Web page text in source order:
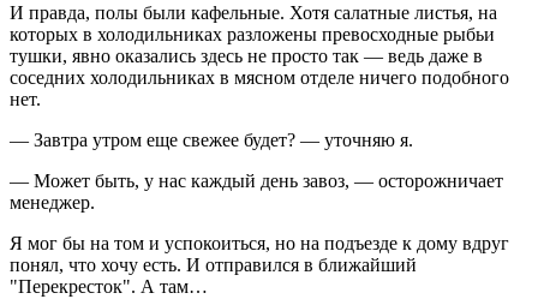
И правда, полы были кафельные. Хотя салатные листья, на
которых в холодильниках разложены превосходные рыбьи
тушки, явно оказались здесь не просто так — ведь даже в
соседних холодильниках в мясном отделе ничего подобного
нет.
— Завтра утром еще свежее будет? — уточняю я.
— Может быть, у нас каждый день завоз, — осторожничает
менеджер.
Я мог бы на том и успокоиться, но на подъезде к дому вдруг
понял, что хочу есть. И отправился в ближайший
"Перекресток". А там…